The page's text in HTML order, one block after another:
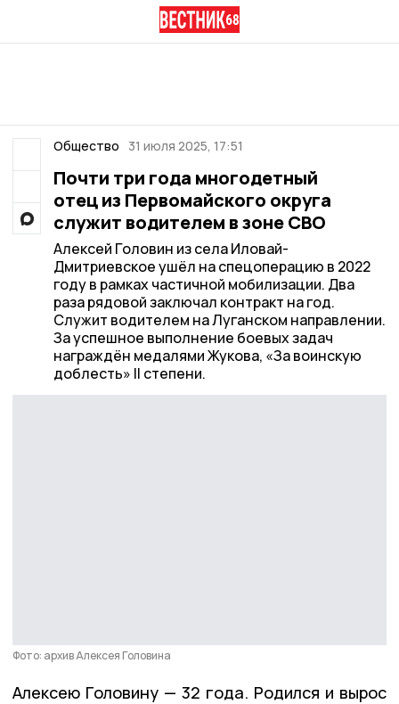
Общество 31 июля 2025, 17:51
Почти три года многодетный
отец из Первомайского округа
служит водителем в зоне СВО
Алексей Головин из села Иловай-
Дмитриевское ушёл на спецоперацию в 2022
году в рамках частичной мобилизации. Два
раза рядовой заключал контракт на год.
Служит водителем на Луганском направлении.
За успешное выполнение боевых задач
награждён медалями Жукова, «За воинскую
доблесть» II степени.
Фото: архив Алексея Головина
Алексею Головину — 32 года. Родился и вырос